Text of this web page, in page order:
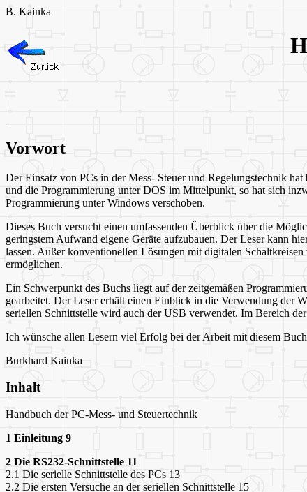
B. Kainka
Vorwort
Der Einsatz von PCs in der Mess- Steuer und Regelungstechnik
und die Programmierung unter DOS im Mittelpunkt, so hat sich
Programmierung unter Windows verschoben.
Dieses Buch versucht einen umfassenden Überblick über die
geringstem Aufwand eigene Geräte aufzubauen. Der Leser kann
lassen. Außer konventionellen Lösungen mit digitalen
ermöglichen.
Ein Schwerpunkt des Buchs liegt auf der zeitgemäßen
gearbeitet. Der Leser erhält einen Einblick in die Verwendung der
seriellen Schnittstelle wird auch der USB verwendet. Im Bereich
Ich wünsche allen Lesern viel Erfolg bei der Arbeit mit diesem
Burkhard Kainka
Inhalt
Handbuch der PC-Mess- und Steuertechnik
1 Einleitung 9
2 Die RS232-Schnittstelle 11
2.1 Die serielle Schnittstelle des PCs 13
2.2 Die ersten Versuche an der seriellen Schnittstelle 15